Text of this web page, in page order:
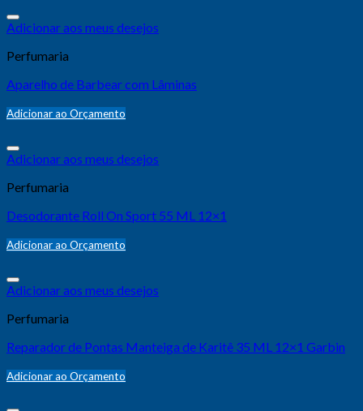
Adicionar aos meus desejos
Perfumaria
Aparelho de Barbear com Lâminas
Adicionar ao Orçamento
Adicionar aos meus desejos
Perfumaria
Desodorante Roll On Sport 55 ML 12×1
Adicionar ao Orçamento
Adicionar aos meus desejos
Perfumaria
Reparador de Pontas Manteiga de Karitê 35 ML 12×1 Garbin
Adicionar ao Orçamento